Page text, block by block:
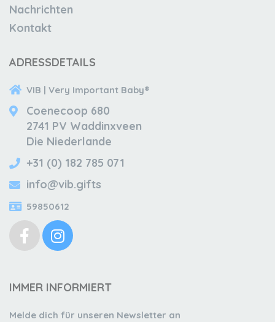
Nachrichten
Kontakt
ADRESSDETAILS
VIB | Very Important Baby®
Coenecoop 680
2741 PV Waddinxveen
Die Niederlande
+31 (0) 182 785 071
info@vib.gifts
59850612
IMMER INFORMIERT
Melde dich für unseren Newsletter an